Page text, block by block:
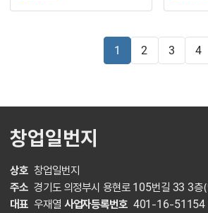
1 2 3 4
창업일번지
상호 창업일번지
주소 경기도 의정부시 용현로 105번길 33 3층
대표 우재열 사업자등록번호 401-16-51154